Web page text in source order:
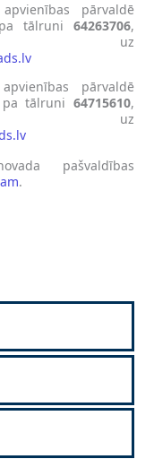
pārvaldē
tālruni 64263706,
uz
pārvaldē
pa tālruni 64715610,
uz
pašvaldības
.